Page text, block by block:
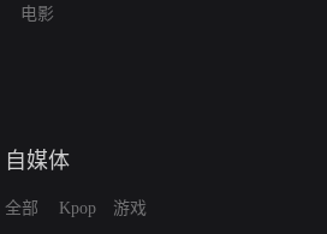
电影
自媒体
全部 Kpop 游戏